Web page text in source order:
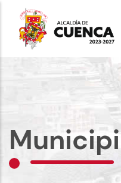
contenido
principal